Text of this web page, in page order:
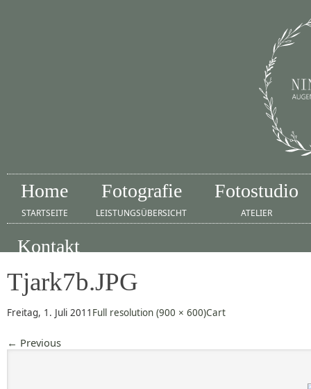
Home
STARTSEITE
Fotografie
LEISTUNGSÜBERSICHT
Fotostudio
ATELIER
Kontakt
Tjark7b.JPG
Freitag, 1. Juli 2011 Full resolution (900 × 600)Cart
← Previous